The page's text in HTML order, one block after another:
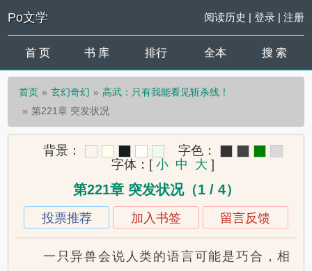
Po文学 阅读历史 | 登录| 注册
首 页 书 库 排行 全本 搜 索
首页 玄幻奇幻
高武：只有我能看见斩杀线！
第221章 突发状况
背景：
字色：
字体： [ 小 中 大 ]
第221章 突发状况（1 / 4）
投票推荐 加入书签 留言反馈
一只异兽会说人类的语言可能是巧合，相